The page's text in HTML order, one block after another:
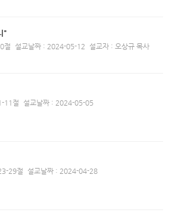
"
절 설교날짜 : 2024-05-12 설교자 : 오상규 목사
11절
설교날짜 : 2024-05-05
29절
설교날짜 : 2024-04-28